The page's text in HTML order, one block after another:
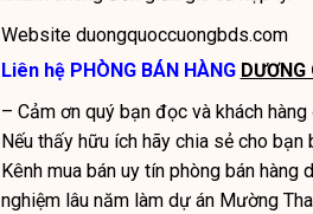
Website duongquoccuongbds.com
Liên hệ PHÒNG BÁN HÀNG
– Cảm ơn quý bạn đọc và khách
Nếu thấy hữu ích hãy chia sẻ cho
Kênh mua bán uy tín phòng bán hàng
nghiệm lâu năm làm dự án Mường